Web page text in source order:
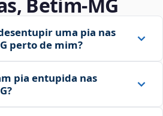
Betim‑MG
uma pia nas
perto de mim?
pia entupida nas